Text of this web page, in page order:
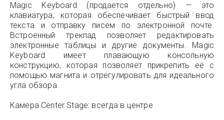
Magic Keyboard (продается отдельно) — это
клавиатура, которая обеспечивает быстрый ввод
текста и отправку писем по электронной почте.
Встроенный трекпад позволяет редактировать
электронные таблицы и другие документы. Magic
Keyboard имеет плавающую консольную
конструкцию, которая позволяет прикрепить её с
помощью магнита и отрегулировать для идеального
угла обзора.
Камера Center Stage: всегда в центре